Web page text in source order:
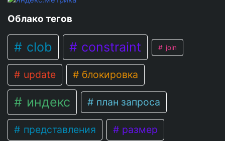
Облако тегов
clob constraint join
update блокировка
индекс план запроса
представления размер